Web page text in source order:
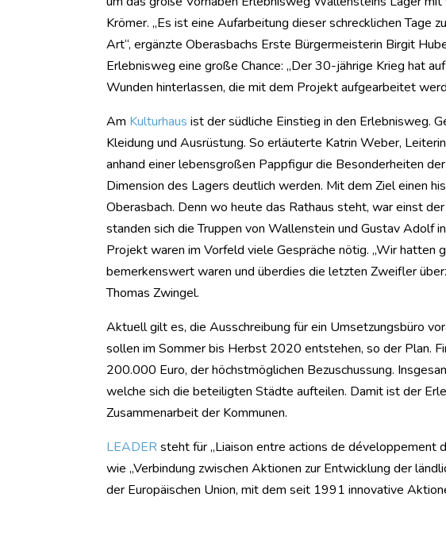
Krömer. „Es ist eine Aufarbeitung dieser schrecklichen Tage
Art“, ergänzte Oberasbachs Erste Bürgermeisterin Birgit
Erlebnisweg eine große Chance: „Der 30-jährige Krieg hat
Wunden hinterlassen, die mit dem Projekt aufgearbeitet
Am Kulturhaus ist der südliche Einstieg in den Erlebnisweg.
Kleidung und Ausrüstung. So erläuterte Katrin Weber,
anhand einer lebensgroßen Pappfigur die Besonderheiten
Dimension des Lagers deutlich werden. Mit dem Ziel einen
Oberasbach. Denn wo heute das Rathaus steht, war einst
standen sich die Truppen von Wallenstein und Gustav Adolf
Projekt waren im Vorfeld viele Gespräche nötig. „Wir hatten
bemerkenswert waren und überdies die letzten Zweifler
Thomas Zwingel.
Aktuell gilt es, die Ausschreibung für ein Umsetzungsbüro
sollen im Sommer bis Herbst 2020 entstehen, so der Plan.
200.000 Euro, der höchstmöglichen Bezuschussung.
welche sich die beteiligten Städte aufteilen. Damit ist der
Zusammenarbeit der Kommunen.
LEADERsteht für „Liaison entre actions de développement
wie „Verbindung zwischen Aktionen zur Entwicklung der
der Europäischen Union, mit dem seit 1991 innovative